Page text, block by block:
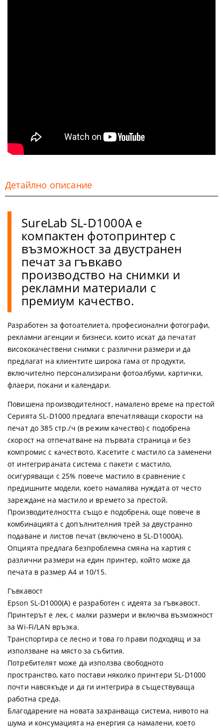
Детайлно описание
SureLab SL-D1000A е
компактен фотопринтер с
възможност за двустранен
печат за гъвкаво
производство на снимки и
рекламни материали с
премиум качество.
Разработен за фотоателиета, професионални фотографи,
рекламни агенции и бизнеси, които искат да печатат
висококачествени снимки с различни размери и да
предлагат на клиентите широка гама от продукти,
включително персонализирани фотоалбуми, картички,
флаери, покани и календари.
Повишена производителност, намалено време на престой
Серията SL-D1000 предлага впечатляващи скорости на
печат до 385 стр./ч (в режим качество) с подобрена
скорост на отпечатване на първата страница и без
компромис с качеството. Касетите с мастилo са заменени
от интегрираната система с пакети с мастило,
осигуряващи с 25% повече мастило в сравнение с
предишните модели, което намалява нуждата от често
зареждане на мастило и времето за престой.
Производителността също е подобрена, още повече в
комбинацията с допълнителния трей за двустранно
подаване и листов печат (включено в SL-D1000A).
Опцията предлага безпроблемна смяна на хартия с
различни размери на един принтер, който може да
печата в размер А4 и 10/15.
Гъвкавост
Epson SL-D1000(А) е разработен с идеята за гъвкавост.
Принтерът e лек, с малки размери и включва възможност
за Wi-Fi/LAN връзка.
Транспортира се лесно и това го прави подходящ и за
използване на място за събития.
Потребителят може да използва свободното
пространство, като постави няколко принтери SL-D1000
почти навсякъде и да ги интегрира в съществуваща
работна среда.
Благодарение на новата захранваща система, нивото на
шума и консумацията на енергия са намалени, което